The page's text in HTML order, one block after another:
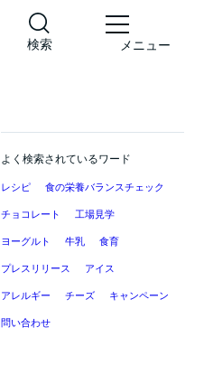
検索 メニュー
よく検索されているワード
レシピ 食の栄養バランスチェック
チョコレート 工場見学
ヨーグルト 牛乳 食育
プレスリリース アイス
アレルギー チーズ キャンペーン
問い合わせ